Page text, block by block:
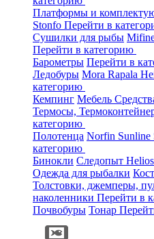
Платформы и
Stonfo Перейти в
Сушилки для рыбы
Перейти в категорию
Барометры Перейти в
Ледобуры Mora Rapala
категорию
Кемпинг Мебель
Термосы,
категорию
Полотенца Norfin Sunline
категорию
Бинокли Следопыт Helios
Одежда для рыбалки
Толстовки, джемперы,
наколенники Перейти в
Почвобуры Тонар